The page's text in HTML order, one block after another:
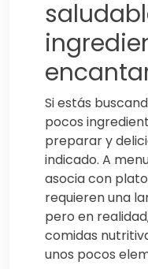
Si estás
pocos
preparar y
indicado. A
asocia con
requieren una
pero en
comidas
unos pocos